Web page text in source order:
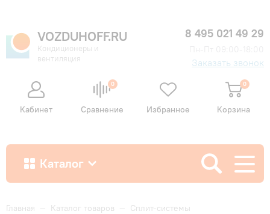
VOZDUHOFF.RU
Кондиционеры и
вентиляция
8 495 021 49 29
Заказать звонок
Кабинет
0
Сравнение Избранное
0
Корзина
Каталог
Как купить
Главная — Каталог товаров — Сплит-системы